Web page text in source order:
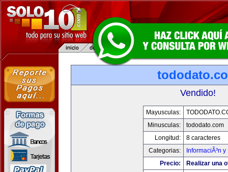
Vendido!
Mayusculas:
Minusculas:
tododato.com
Longitud:
8 caracteres
Categorias:
InformaciÃ³n
Precio:
Realizar una